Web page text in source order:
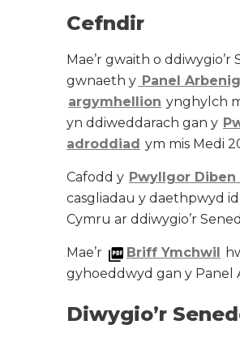
Cefndir
Mae’r gwaith o
gwnaeth y Panel
argymhellion ynghylch
yn ddiweddarach gan y
adroddiad ym mis Medi
Cafodd y Pwyllgor Diben
casgliadau y daethpwyd
Cymru ar ddiwygio’r
Mae’r Briff Ymchwil
gyhoeddwyd gan y Panel
Diwygio’r